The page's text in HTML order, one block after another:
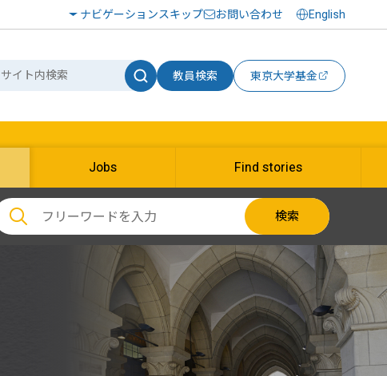
ナビゲーションスキップ お問い合わせ English
教員検索 東京大学基金
Jobs Find stories
検索